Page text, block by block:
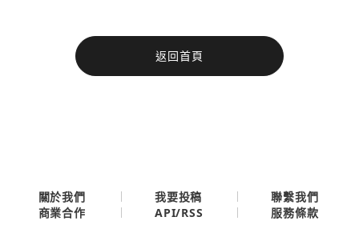
返回首頁
今日熱門
今日熱門
關於我們 我要投稿
聯繫我們
商業合作
API/RSS 服務條款